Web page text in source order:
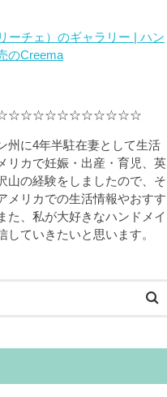
ーチェ）のギャラリー | ハン
のCreema
州に4年半駐在妻として生活
リカで妊娠・出産・育児、英
山の経験をしましたので、そ
メリカでの生活情報やおすす
た、私が大好きなハンドメイ
していきたいと思います。